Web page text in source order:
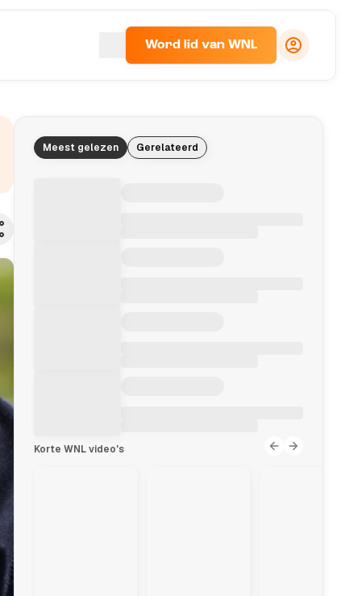
Word lid van WNL
Meest gelezen Gerelateerd
Korte WNL video's